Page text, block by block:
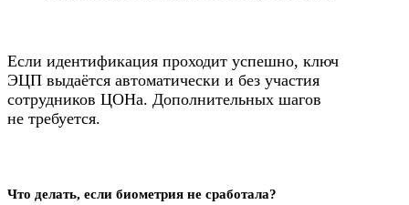
Если идентификация проходит успешно, ключ
ЭЦП выдаётся автоматически и без участия
сотрудников ЦОНа. Дополнительных шагов
не требуется.
Что делать, если биометрия не сработала?